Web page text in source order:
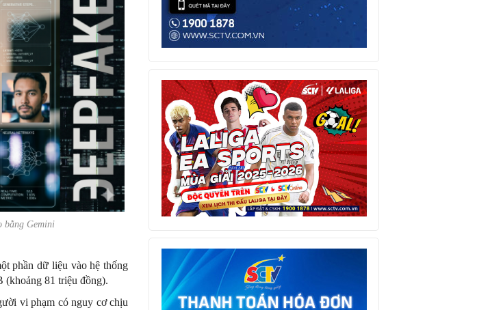
bằng Gemini
phần dữ liệu vào hệ thống
(khoảng 81 triệu đồng).
vi phạm có nguy cơ chịu